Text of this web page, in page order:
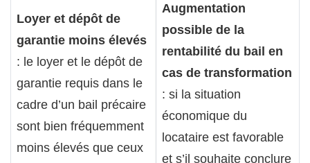
Loyer et dépôt de
garantie moins élevés
: le loyer et le dépôt de
garantie requis dans le
cadre d’un bail précaire
sont bien fréquemment
moins élevés que ceux
Augmentation
possible de la
rentabilité du bail en
cas de transformation
: si la situation
économique du
locataire est favorable
et s’il souhaite conclure